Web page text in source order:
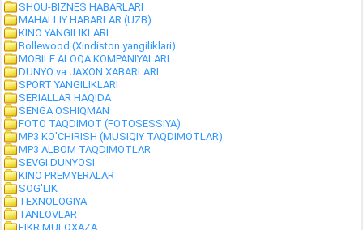
SHOU-BIZNES HABARLARI
MAHALLIY HABARLAR (UZB)
KINO YANGILIKLARI
Bollewood (Xindiston yangiliklari)
MOBILE ALOQA KOMPANIYALARI
DUNYO va JAXON XABARLARI
SPORT YANGILIKLARI
SERIALLAR HAQIDA
SENGA OSHIQMAN
FOTO TAQDIMOT (FOTOSESSIYA)
MP3 KO'CHIRISH (MUSIQIY TAQDIMOTLAR)
MP3 ALBOM TAQDIMOTLAR
SEVGI DUNYOSI
KINO PREMYERALAR
SOG'LIK
TEXNOLOGIYA
TANLOVLAR
FIKR MULOXAZA